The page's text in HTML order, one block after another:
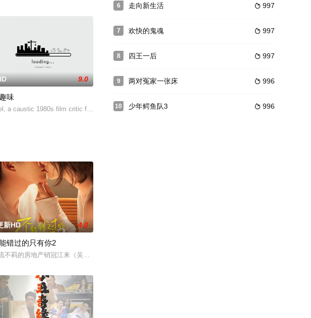
识最为渺小。在鲍里斯的眼中，
爽朗的女孩逃家出走，误闯到一个安静古朴的小镇，和刚刚回乡的客栈店主等乡民一
具的“不可思议的编辑”公司（Incredible Edibles）的自负、自大狂的首席执行官。露西以她无穷
9.0
味
a caustic 1980s film critic for a national horror magazine, finds h
的约会对象是乌塔玛，博沃食品公司的继承人，
樓后座》拍出香港新一代的愛情面面觀，其中「Truth orDare」大膽遊戲更表達時下年青人對於感情所體
新HD 4.0
错过的只有你2
不羁的房地产销冠江来（吴翊歌 饰），为利益化身“深情画家”，步步为营接近倔强女医生李梦（李萌萌
6  997
走向新生活
7  997
欢快的鬼魂
8  997
四王一后
9  996
两对冤家一张床
10  996
少年鳄鱼队3